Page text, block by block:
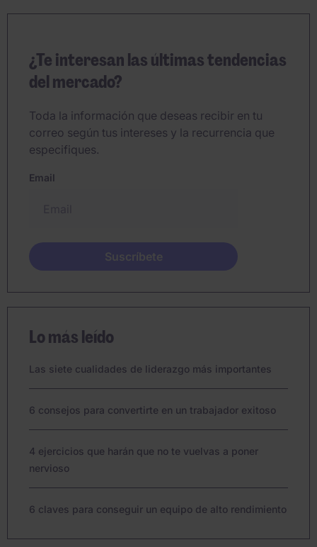
¿Te interesan las últimas tendencias
del mercado?
Toda la información que deseas recibir en tu
correo según tus intereses y la recurrencia que
especifiques.
Email
Lo más leído
Las siete cualidades de liderazgo más importantes
6 consejos para convertirte en un trabajador exitoso
4 ejercicios que harán que no te vuelvas a poner
nervioso
6 claves para conseguir un equipo de alto rendimiento